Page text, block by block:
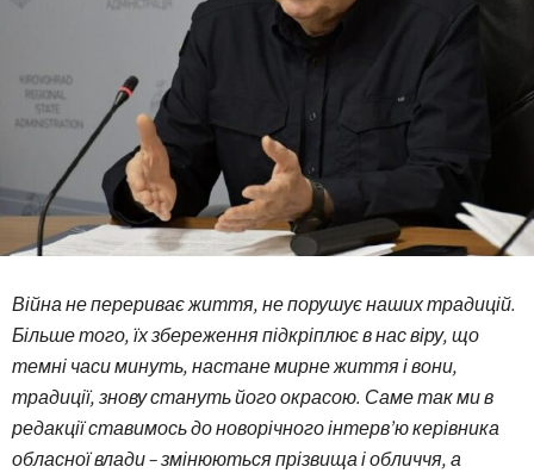
Війна не перериває життя, не порушує наших традицій.
Більше того, їх збереження підкріплює в нас віру, що
темні часи минуть, настане мирне життя і вони,
традиції, знову стануть його окрасою. Саме так ми в
редакції ставимось до новорічного інтерв’ю керівника
обласної влади – змінюються прізвища і обличчя, а